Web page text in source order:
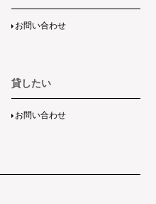
お問い合わせ
貸したい
お問い合わせ